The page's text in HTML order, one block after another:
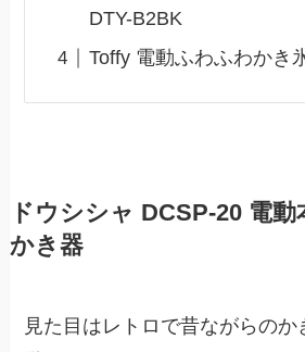
DTY-B2BK
Toffy 電動ふわふわかき
ドウシシャ DCSP-20 電
かき器
見た目はレトロで昔ながらの